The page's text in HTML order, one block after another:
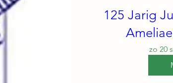
125 Jarig
zo 20